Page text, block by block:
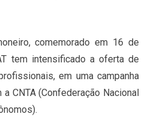
comemorado em 16 de
tem intensificado a oferta de
em uma campanha
CNTA (Confederação Nacional